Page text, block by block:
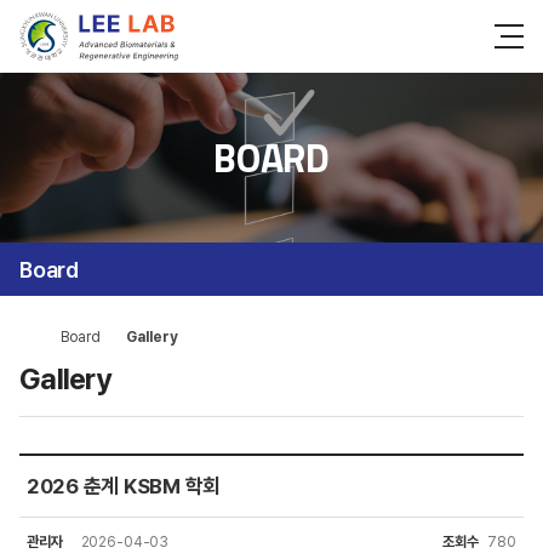
BOARD
Board
Gallery
Board Gallery
2026 춘계 KSBM 학회
관리자 2026-04-03 조회수 780